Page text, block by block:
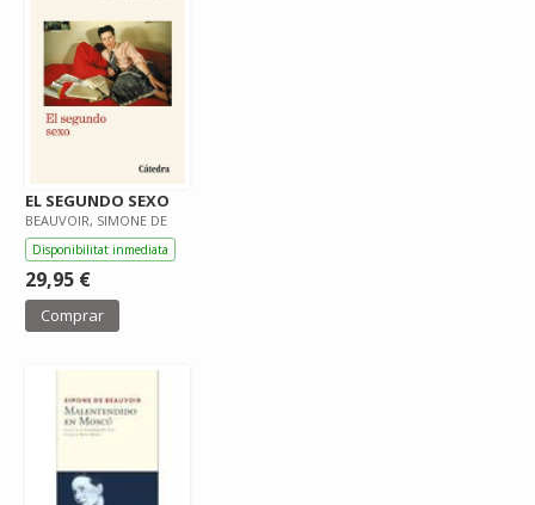
EL SEGUNDO SEXO
BEAUVOIR, SIMONE DE
Disponibilitat inmediata
29,95 €
Comprar